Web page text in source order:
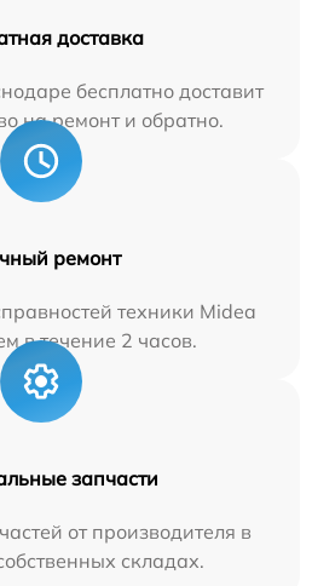
доставка
бесплатно доставит
на ремонт и обратно.
ремонт
техники Midea
в течение 2 часов.
запчасти
от производителя в
складах.